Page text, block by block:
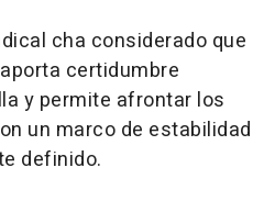
cha considerado que
certidumbre
y permite afrontar los
un marco de estabilidad
definido.